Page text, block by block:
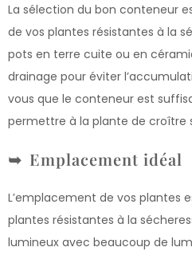
La sélection du bon conteneur
de vos plantes résistantes à la
pots en terre cuite ou en
drainage pour éviter
vous que le conteneur est
permettre à la plante de croître
Emplacement idéal
L’emplacement de vos plantes
plantes résistantes à la
lumineux avec beaucoup de